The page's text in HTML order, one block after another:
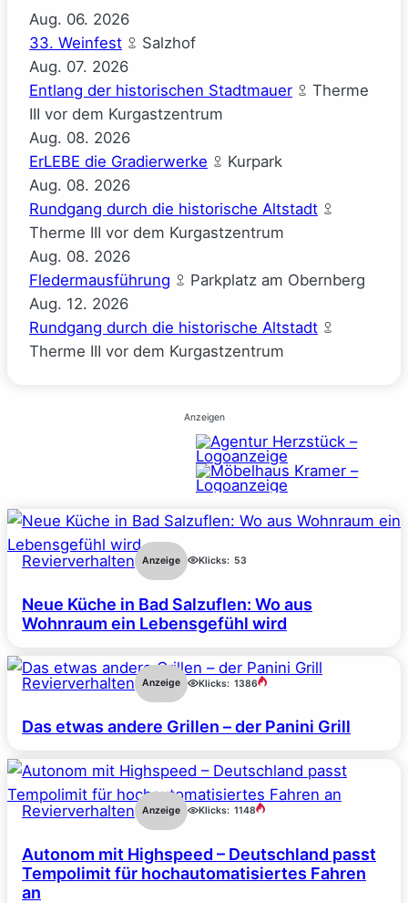
Aug. 06. 2026
33. Weinfest
Salzhof
Aug. 07. 2026
Entlang der historischen Stadtmauer
Therme
III vor dem Kurgastzentrum
Aug. 08. 2026
ErLEBE die Gradierwerke
Kurpark
Aug. 08. 2026
Rundgang durch die historische Altstadt
Therme III vor dem Kurgastzentrum
Aug. 08. 2026
Fledermausführung
Parkplatz am Obernberg
Aug. 12. 2026
Rundgang durch die historische Altstadt
Therme III vor dem Kurgastzentrum
Anzeigen
Revierverhalten Anzeige Klicks: 53
Neue Küche in Bad Salzuflen: Wo aus
Wohnraum ein Lebensgefühl wird
Revierverhalten Anzeige Klicks: 1386
Das etwas andere Grillen – der Panini Grill
Revierverhalten Anzeige Klicks: 1148
Autonom mit Highspeed – Deutschland passt
Tempolimit für hochautomatisiertes Fahren
an